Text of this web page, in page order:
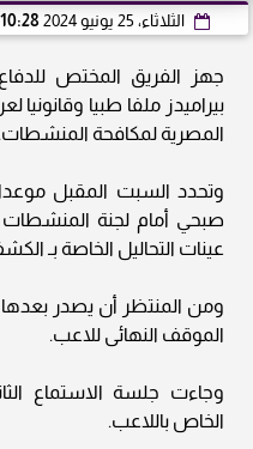
الثلاثاء، 25 يونيو 2024 10:28 مـ
جهز الفريق المختص
بيراميدز ملفا طبيا وقانونيا
المصرية لمكافحة المنشطات.
وتحدد السبت المقبل موعدا
صبحي أمام لجنة المنشطات
عينات التحاليل الخاصة بـ
ومن المنتظر أن يصدر بعدها
الموقف النهائى للاعب.
وجاءت جلسة الاستماع
الخاص باللاعب.